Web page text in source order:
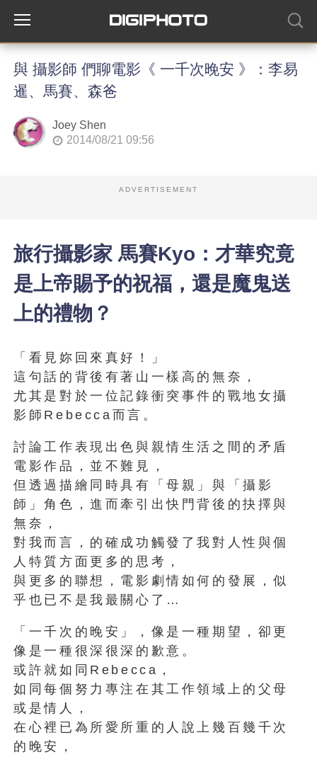
與 攝影師 們聊電影《 一千次晚安 》：李易
暹、馬賽、森爸
Joey Shen
2014/08/21 09:56
ADVERTISEMENT
旅行攝影家 馬賽Kyo：才華究竟
是上帝賜予的祝福，還是魔鬼送
上的禮物？
「看見妳回來真好！」
這句話的背後有著山一樣高的無奈，
尤其是對於一位記錄衝突事件的戰地女攝
影師Rebecca而言。
討論工作表現出色與親情生活之間的矛盾
電影作品，並不難見，
但透過描繪同時具有「母親」與「攝影
師」角色，進而牽引出快門背後的抉擇與
無奈，
對我而言，的確成功觸發了我對人性與個
人特質方面更多的思考，
與更多的聯想，電影劇情如何的發展，似
乎也已不是我最關心了…
「一千次的晚安」，像是一種期望，卻更
像是一種很深很深的歉意。
或許就如同Rebecca，
如同每個努力專注在其工作領域上的父母
或是情人，
在心裡已為所愛所重的人說上幾百幾千次
的晚安，